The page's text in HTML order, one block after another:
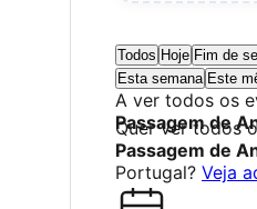
Todos Hoje Fim de
Esta semana Este
A ver todos os
Passagem de
Quer ver todos
Passagem de
Portugal? Veja